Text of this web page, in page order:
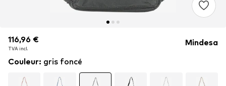
116,96 €
TVA incl.
116,96 €
TVA incl.
116,96 €
TVA incl.
Mindesa
Couleur: gris foncé